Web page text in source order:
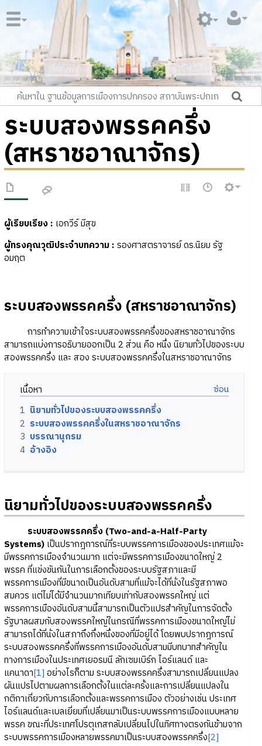
ระบบสองพรรคครึ่ง
(สหราชอาณาจักร)
ผู้เรียบเรียง : เอกวีร์ มีสุข
ผู้ทรงคุณวุฒิประจำบทความ : รองศาสตราจารย์ ดร.นิยม รัฐ
อมฤต
ระบบสองพรรคครึ่ง (สหราชอาณาจักร)
การทำความเข้าใจระบบสองพรรคครึ่งของสหราชอาณาจักร
สามารถแบ่งการอธิบายออกเป็น 2 ส่วน คือ หนึ่ง นิยามทั่วไปของระบบ
สองพรรคครึ่ง และ สอง ระบบสองพรรคครึ่งในสหราชอาณาจักร
เนื้อหา
1 นิยามทั่วไปของระบบสองพรรคครึ่ง
2 ระบบสองพรรคครึ่งในสหราชอาณาจักร
3 บรรณานุกรม
4 อ้างอิง
นิยามทั่วไปของระบบสองพรรคครึ่ง
ระบบสองพรรคครึ่ง (Two-and-a-Half-Party
Systems)เป็นปรากฎการณ์ที่ระบบพรรคการเมืองของประเทศแม้จะ
มีพรรคการเมืองจำนวนมาก แต่จะมีพรรคการเมืองขนาดใหญ่ 2
พรรค ที่แข่งขันกันในการเลือกตั้งของระบบรัฐสภาและมี
พรรคการเมืองที่มีขนาดเป็นอันดับสามที่แม้จะได้ที่นั่งในรัฐสภาพอ
สมควร แต่ไม่ได้มีจำนวนมากเทียบเท่ากับสองพรรคใหญ่ แต่
พรรคการเมืองอันดับสามนี้สามารถเป็นตัวแปรสำคัญในการจัดตั้ง
รัฐบาลผสมกับสองพรรคใหญ่ในกรณีที่พรรคการเมืองขนาดใหญ่ไม่
สามารถได้ที่นั่งในสภาถึงกึ่งหนึ่งของที่มีอยู่ได้ โดยพบปรากฎการณ์
ระบบสองพรรคครึ่งที่พรรคการเมืองอันดับสามมีบทบาทสำคัญใน
ทางการเมืองในประเทศเยอรมนี ลักเซมเบิร์ก ไอร์แลนด์ และ
แคนาดา[1] อย่างไรก็ตาม ระบบสองพรรคครึ่งสามารถเปลี่ยนแปลง
ผันแปรไปตามผลการเลือกตั้งในแต่ละครั้งและการเปลี่ยนแปลงใน
กติกาเกี่ยวกับการเลือกตั้งและพรรคการเมือง ตัวอย่างเช่น ประเทศ
ไอร์แลนด์และเบลเยี่ยมที่เปลี่ยนมาเป็นระบบพรรคการเมืองแบบหลาย
พรรค ขณะที่ประเทศโปรตุเกสกลับเปลี่ยนไปในทิศทางตรงกันข้ามจาก
ระบบพรรคการเมืองหลายพรรคมาเป็นระบบสองพรรคครึ่ง[2]